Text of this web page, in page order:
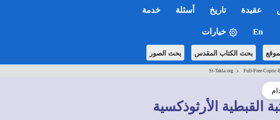
عقيدة تاريخ أسئلة خدمة
En خيارات
بحث الكتاب المقدس بحث الصور
St-Takla.org> Full-Free-Coptic-
القبطية الأرثوذكسية